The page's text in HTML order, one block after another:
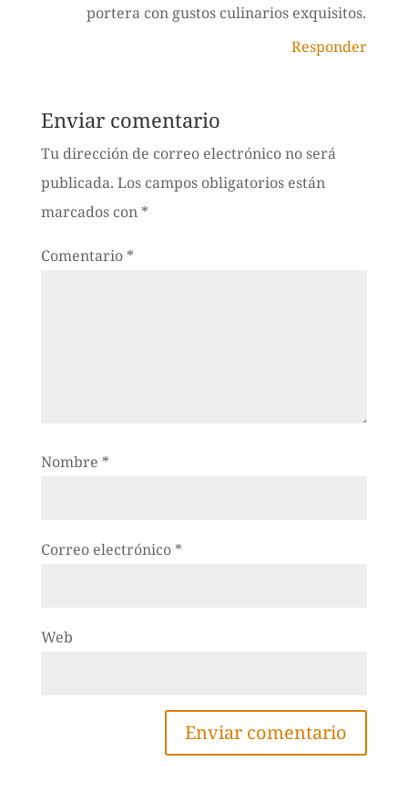
portera con gustos culinarios exquisitos.
Responder
Enviar comentario
Tu dirección de correo electrónico no será
publicada. Los campos obligatorios están
marcados con *
Comentario *
Nombre *
Correo electrónico *
Web